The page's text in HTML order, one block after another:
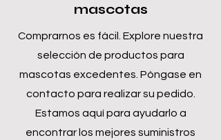
mascotas
Comprarnos es fácil. Explore nuestra
selección de productos para
mascotas excedentes. Póngase en
contacto para realizar su pedido.
Estamos aquí para ayudarlo a
encontrar los mejores suministros